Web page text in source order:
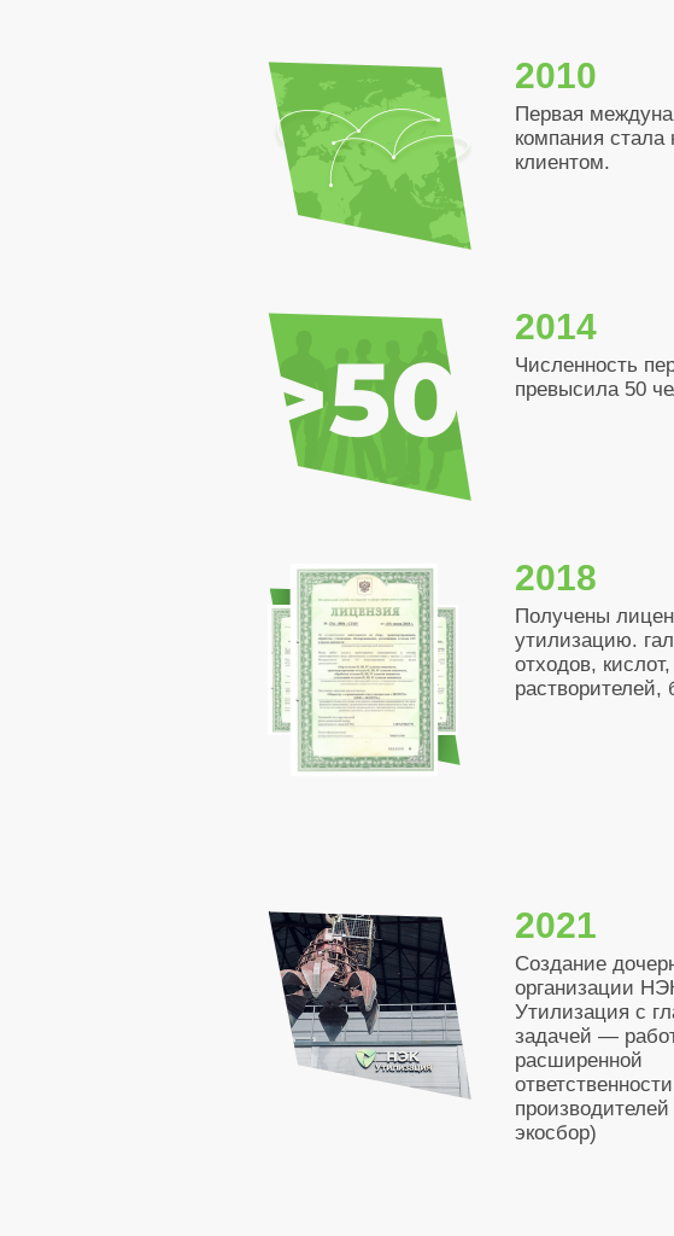
2010
Первая
компания
клиентом.
2014
Численность
превысила 50
2018
Получены
утилизацию.
отходов, кислот,
растворителей,
2021
Создание
организации
Утилизация с
задачей —
расширенной
ответственности
экосбор)